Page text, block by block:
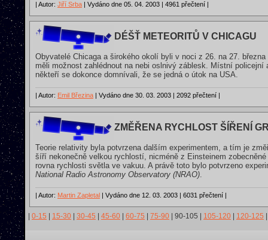
| Autor: Jiří Srba | Vydáno dne 05. 04. 2003 | 4961 přečtení |
DÉŠŤ METEORITŮ V CHICAGU
Obyvatelé Chicaga a širokého okolí byli v noci z 26. na 27.
měli možnost zahlédnout na nebi oslnivý záblesk. Místní
někteří se dokonce domnívali, že se jedná o útok na USA.
| Autor: Emil Březina | Vydáno dne 30. 03. 2003 | 2092 přečtení |
ZMĚŘENA RYCHLOST ŠÍŘENÍ
Teorie relativity byla potvrzena dalším experimentem, a tím je
šíří nekonečně velkou rychlostí, nicméně z Einsteinem
rovna rychlosti světla ve vakuu. A právě toto bylo potvrzeno
National Radio Astronomy Observatory (NRAO)
| Autor: Martin Zapletal | Vydáno dne 12. 03. 2003 | 6031 přečtení |
| 0-15 | 15-30 | 30-45 | 45-60 | 60-75 | 75-90 | 90-105 | 105-120 | 120-125 |